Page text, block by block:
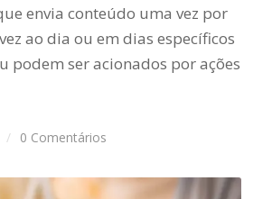
envia conteúdo uma vez por
ao dia ou em dias específicos
podem ser acionados por ações
/ 0 Comentários